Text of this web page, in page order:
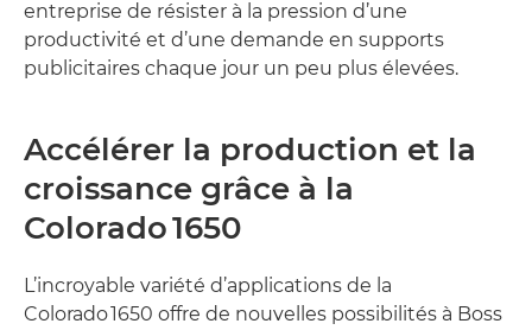
entreprise de résister à la pression d’une
productivité et d’une demande en supports
publicitaires chaque jour un peu plus élevées.
Accélérer la production et la
croissance grâce à la
Colorado 1650
L’incroyable variété d’applications de la
Colorado 1650 offre de nouvelles possibilités à Boss